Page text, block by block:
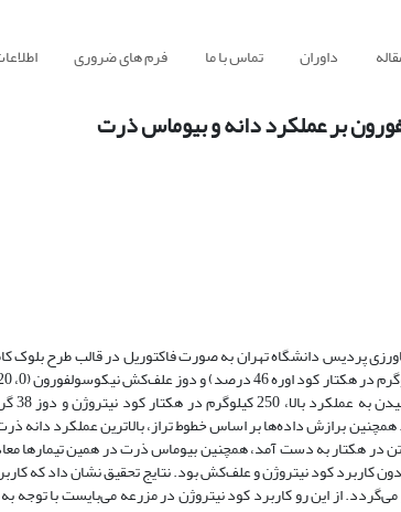
داوران تماس با ما فرم های ضروری
بر عملکرد دانه و بیوماس ذرت
مؤثر در
درصد ماکزیمم عملکرد نیاز است. همچنین برازش داده‌ها بر اساس خطوط تراز، بالاترین
که معادل یازده تن در هکتار به دست آمد، همچنین بیوماس ذرت در همین
کود نیتروژن و علف‌کش بود. نتایج تحقیق نشان داد که
از این رو کاربرد کود نیتروژن در مزرعه می‌بایست با توجه